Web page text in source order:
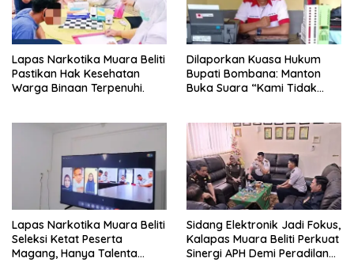
Lapas Narkotika Muara Beliti
Pastikan Hak Kesehatan
Warga Binaan Terpenuhi.
Dilaporkan Kuasa Hukum
Bupati Bombana: Manton
Buka Suara “Kami Tidak
Lapas Narkotika Muara Beliti
Seleksi Ketat Peserta
Magang, Hanya Talenta
Sidang Elektronik Jadi Fokus,
Kalapas Muara Beliti Perkuat
Sinergi APH Demi Peradilan